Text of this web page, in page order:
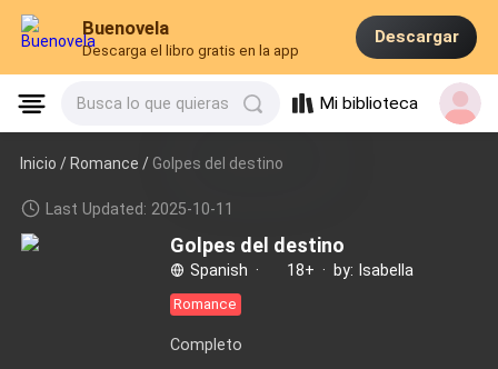
Buenovela
Descarga el libro gratis en la app
Descargar
Busca lo que quieras Mi biblioteca
Inicio /Romance / Golpes del destino
Last Updated: 2025-10-11
Golpes del destino
Spanish · 18+ · by: Isabella
Romance
Completo